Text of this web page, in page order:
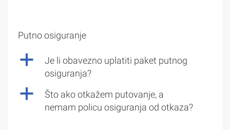
Putno osiguranje
a
Je li obavezno uplatiti paket putnog
osiguranja?
a
Što ako otkažem putovanje, a
nemam policu osiguranja od otkaza?